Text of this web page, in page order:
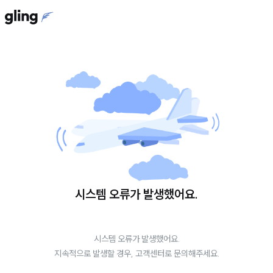
시스템 오류가 발생했어요.
시스템 오류가 발생했어요.
지속적으로 발생할 경우, 고객센터로 문의해주세요.